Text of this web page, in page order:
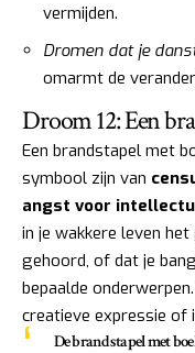
vermijden.
Dromen dat je
omarmt de
Droom 12: Een
Een brandstapel met
symbool zijn van
angst voor
in je wakkere leven
gehoord, of dat je
bepaalde
creatieve expressie of
De brandstapel met